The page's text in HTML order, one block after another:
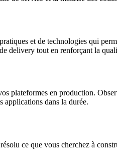
et de technologies qui
delivery tout en renforçant la
plateformes en production.
applications dans la durée.
ce que vous cherchez à